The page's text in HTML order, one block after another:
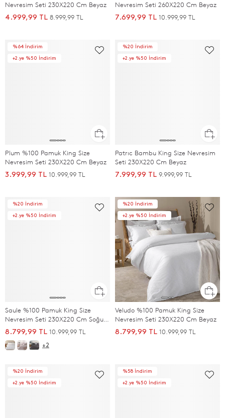
Nevresim Seti 230X220 Cm Beyaz
4.999,99 TL 8.999,99 TL
Nevresim Seti 260X220 Cm Beyaz
7.699,99 TL 10.999,99 TL
%64 İndirim
+2.ye %50 İndirim
Plum %100 Pamuk King Size
Nevresim Seti 230X220 Cm Beyaz
3.999,99 TL 10.999,99 TL
%20 İndirim
+2.ye %50 İndirim
Patrıc Bambu King Size Nevresim
Seti 230X220 Cm Beyaz
7.999,99 TL 9.999,99 TL
%20 İndirim
+2.ye %50 İndirim
Saule %100 Pamuk King Size
Nevresim Seti 230X220 Cm Soğuk
Gri
8.799,99 TL 10.999,99 TL
+2
%20 İndirim
+2.ye %50 İndirim
Veludo %100 Pamuk King Size
Nevresim Seti 230X220 Cm Beyaz
8.799,99 TL 10.999,99 TL
%20 İndirim
+2.ye %50 İndirim
%58 İndirim
+2.ye %50 İndirim